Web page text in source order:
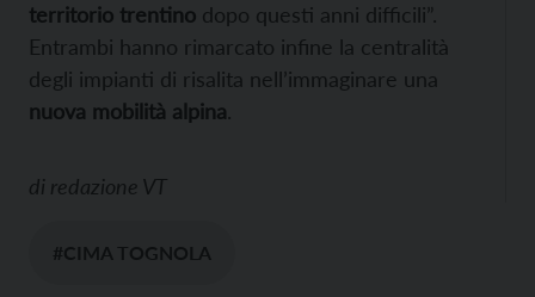
territorio trentino dopo questi anni difficili”.
Entrambi hanno rimarcato infine la centralità
degli impianti di risalita nell’immaginare una
nuova mobilità alpina.
di redazione VT
#CIMA TOGNOLA